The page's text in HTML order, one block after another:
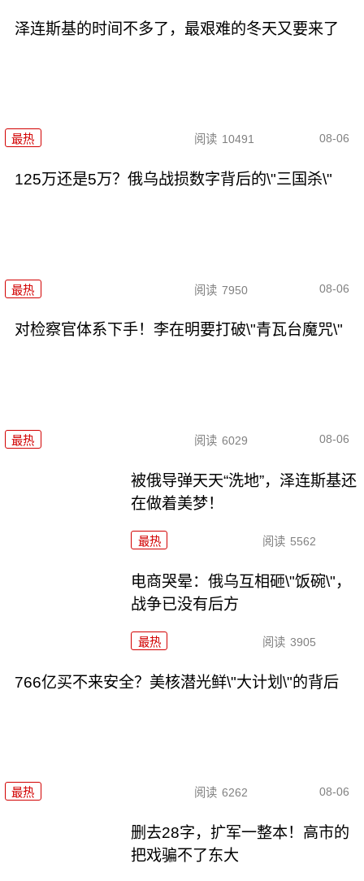
泽连斯基的时间不多了，最艰难的冬天又要来了
最热 阅读 10491 08-06
125万还是5万？俄乌战损数字背后的\"三国杀\"
最热 阅读 7950 08-06
对检察官体系下手！李在明要打破\"青瓦台魔咒\"
最热 阅读 6029 08-06
被俄导弹天天“洗地”，泽连斯基还
在做着美梦！
最热 阅读 5562
电商哭晕：俄乌互相砸\"饭碗\"，
战争已没有后方
最热 阅读 3905
766亿买不来安全？美核潜光鲜\"大计划\"的背后
最热 阅读 6262 08-06
删去28字，扩军一整本！高市的
把戏骗不了东大